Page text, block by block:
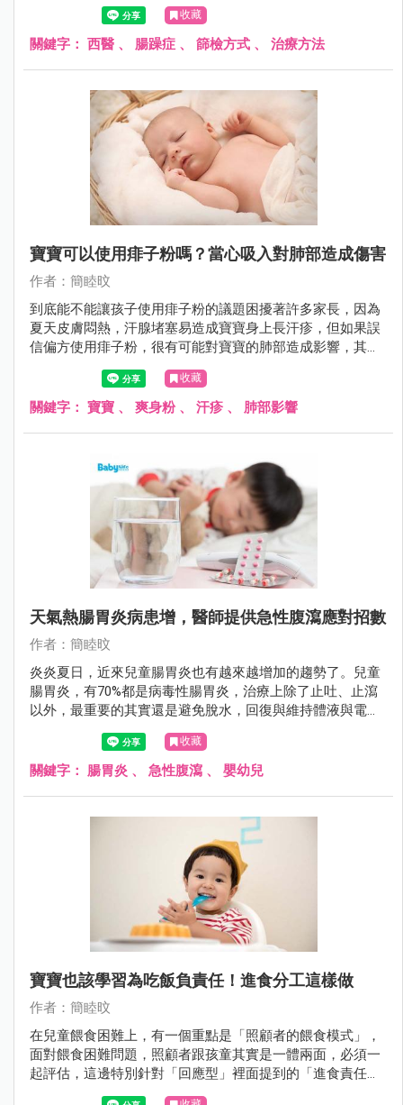
收藏
關鍵字： 西醫 、 腸躁症 、 篩檢方式 、 治療方法
寶寶可以使用痱子粉嗎？當心吸入對肺部造成傷害
作者：簡睦旼
到底能不能讓孩子使用痱子粉的議題困擾著許多家長，因為
夏天皮膚悶熱，汗腺堵塞易造成寶寶身上長汗疹，但如果誤
信偏方使用痱子粉，很有可能對寶寶的肺部造成影響，其實
只要穿著純棉、寬鬆、透氣衣物，讓皮膚保持乾爽，就能降
低長痱子的機率。
收藏
關鍵字： 寶寶 、 爽身粉、 汗疹 、 肺部影響
天氣熱腸胃炎病患增，醫師提供急性腹瀉應對招數
作者：簡睦旼
炎炎夏日，近來兒童腸胃炎也有越來越增加的趨勢了。兒童
腸胃炎，有70%都是病毒性腸胃炎，治療上除了止吐、止瀉
以外，最重要的其實還是避免脫水，回復與維持體液與電解
收藏
關鍵字： 腸胃炎 、 急性腹瀉 、 嬰幼兒
寶寶也該學習為吃飯負責任！進食分工這樣做
作者：簡睦旼
在兒童餵食困難上，有一個重點是「照顧者的餵食模式」，
面對餵食困難問題，照顧者跟孩童其實是一體兩面，必須一
起評估，這邊特別針對「回應型」裡面提到的「進食責任分
工」來說明。